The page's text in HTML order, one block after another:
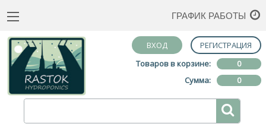
ГРАФИК РАБОТЫ
ВХОД
РЕГИСТРАЦИЯ
Товаров в корзине:
0
Сумма:
0